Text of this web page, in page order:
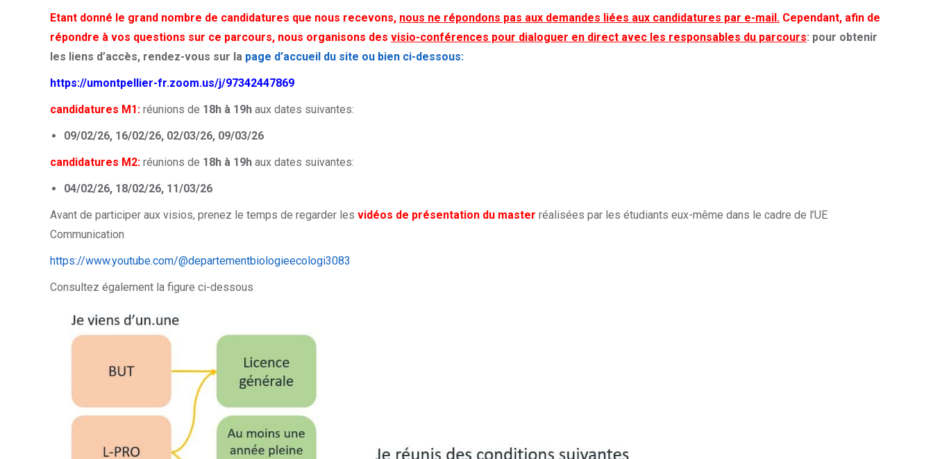
Etant donné le grand nombre de candidatures que nous recevons, nous ne répondons pas aux demandes liées aux candidatures par e-mail. Cependant, afin de
répondre à vos questions sur ce parcours, nous organisons des visio-conférences pour dialoguer en direct avec les responsables du parcours: pour obtenir
les liens d’accès, rendez-vous sur la page d’accueil du site ou bien ci-dessous:
https://umontpellier-fr.zoom.us/j/97342447869
candidatures M1: réunions de 18h à 19h aux dates suivantes:
09/02/26, 16/02/26, 02/03/26, 09/03/26
candidatures M2: réunions de 18h à 19h aux dates suivantes:
04/02/26, 18/02/26, 11/03/26
Avant de participer aux visios, prenez le temps de regarder les vidéos de présentation du master réalisées par les étudiants eux-même dans le cadre de l’UE
Communication
https://www.youtube.com/@departementbiologieecologi3083
Consultez également la figure ci-dessous